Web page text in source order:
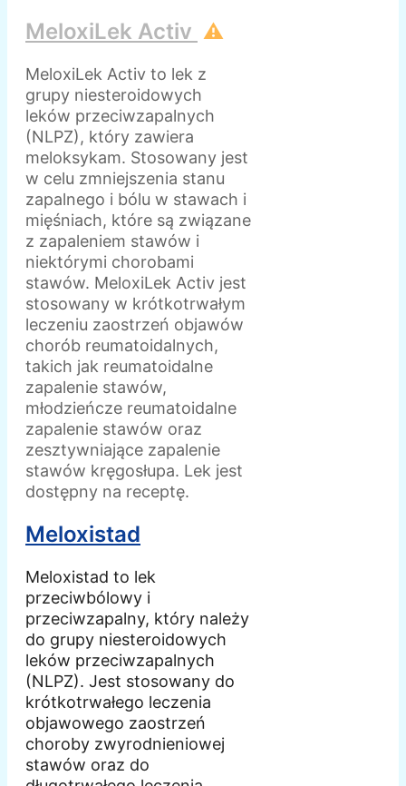
MeloxiLek Activ ⚠️
MeloxiLek Activ to lek z
grupy niesteroidowych
leków przeciwzapalnych
(NLPZ), który zawiera
meloksykam. Stosowany jest
w celu zmniejszenia stanu
zapalnego i bólu w stawach i
mięśniach, które są związane
z zapaleniem stawów i
niektórymi chorobami
stawów. MeloxiLek Activ jest
stosowany w krótkotrwałym
leczeniu zaostrzeń objawów
chorób reumatoidalnych,
takich jak reumatoidalne
zapalenie stawów,
młodzieńcze reumatoidalne
zapalenie stawów oraz
zesztywniające zapalenie
stawów kręgosłupa. Lek jest
dostępny na receptę.
Meloxistad
Meloxistad to lek
przeciwbólowy i
przeciwzapalny, który należy
do grupy niesteroidowych
leków przeciwzapalnych
(NLPZ). Jest stosowany do
krótkotrwałego leczenia
objawowego zaostrzeń
choroby zwyrodnieniowej
stawów oraz do